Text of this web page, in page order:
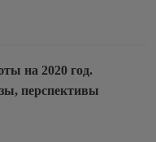
на 2020 год.
перспективы